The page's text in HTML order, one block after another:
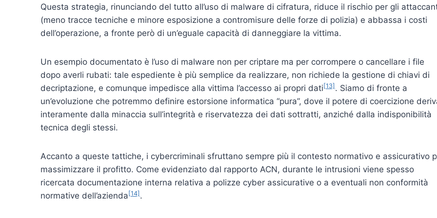
Questa strategia, rinunciando del tutto all’uso di malware di cifratura, riduce il rischio per gli
(meno tracce tecniche e minore esposizione a contromisure delle forze di polizia) e abbassa i costi
dell’operazione, a fronte però di un’eguale capacità di danneggiare la vittima.
Un esempio documentato è l’uso di malware non per criptare ma per corrompere o cancellare i file
dopo averli rubati: tale espediente è più semplice da realizzare, non richiede la gestione di chiavi di
decriptazione, e comunque impedisce alla vittima l’accesso ai propri dati [13] . Siamo di fronte a
un’evoluzione che potremmo definire estorsione informatica “pura”, dove il potere di coercizione
interamente dalla minaccia sull’integrità e riservatezza dei dati sottratti, anziché dalla indisponibilità
tecnica degli stessi.
Accanto a queste tattiche, i cybercriminali sfruttano sempre più il contesto normativo e assicurativo
massimizzare il profitto. Come evidenziato dal rapporto ACN, durante le intrusioni viene spesso
ricercata documentazione interna relativa a polizze cyber assicurative o a eventuali non conformità
normative dell’azienda [14] .